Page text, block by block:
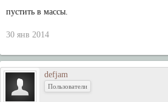
пустить в массы.
30 янв 2014
defjam
Пользователи